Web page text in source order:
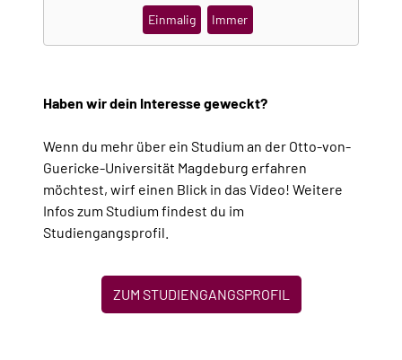
Einmalig Immer
Haben wir dein Interesse geweckt?
Wenn du mehr über ein Studium an der Otto-von-
Guericke-Universität Magdeburg erfahren
möchtest, wirf einen Blick in das Video! Weitere
Infos zum Studium findest du im
Studiengangsprofil.
ZUM STUDIENGANGSPROFIL